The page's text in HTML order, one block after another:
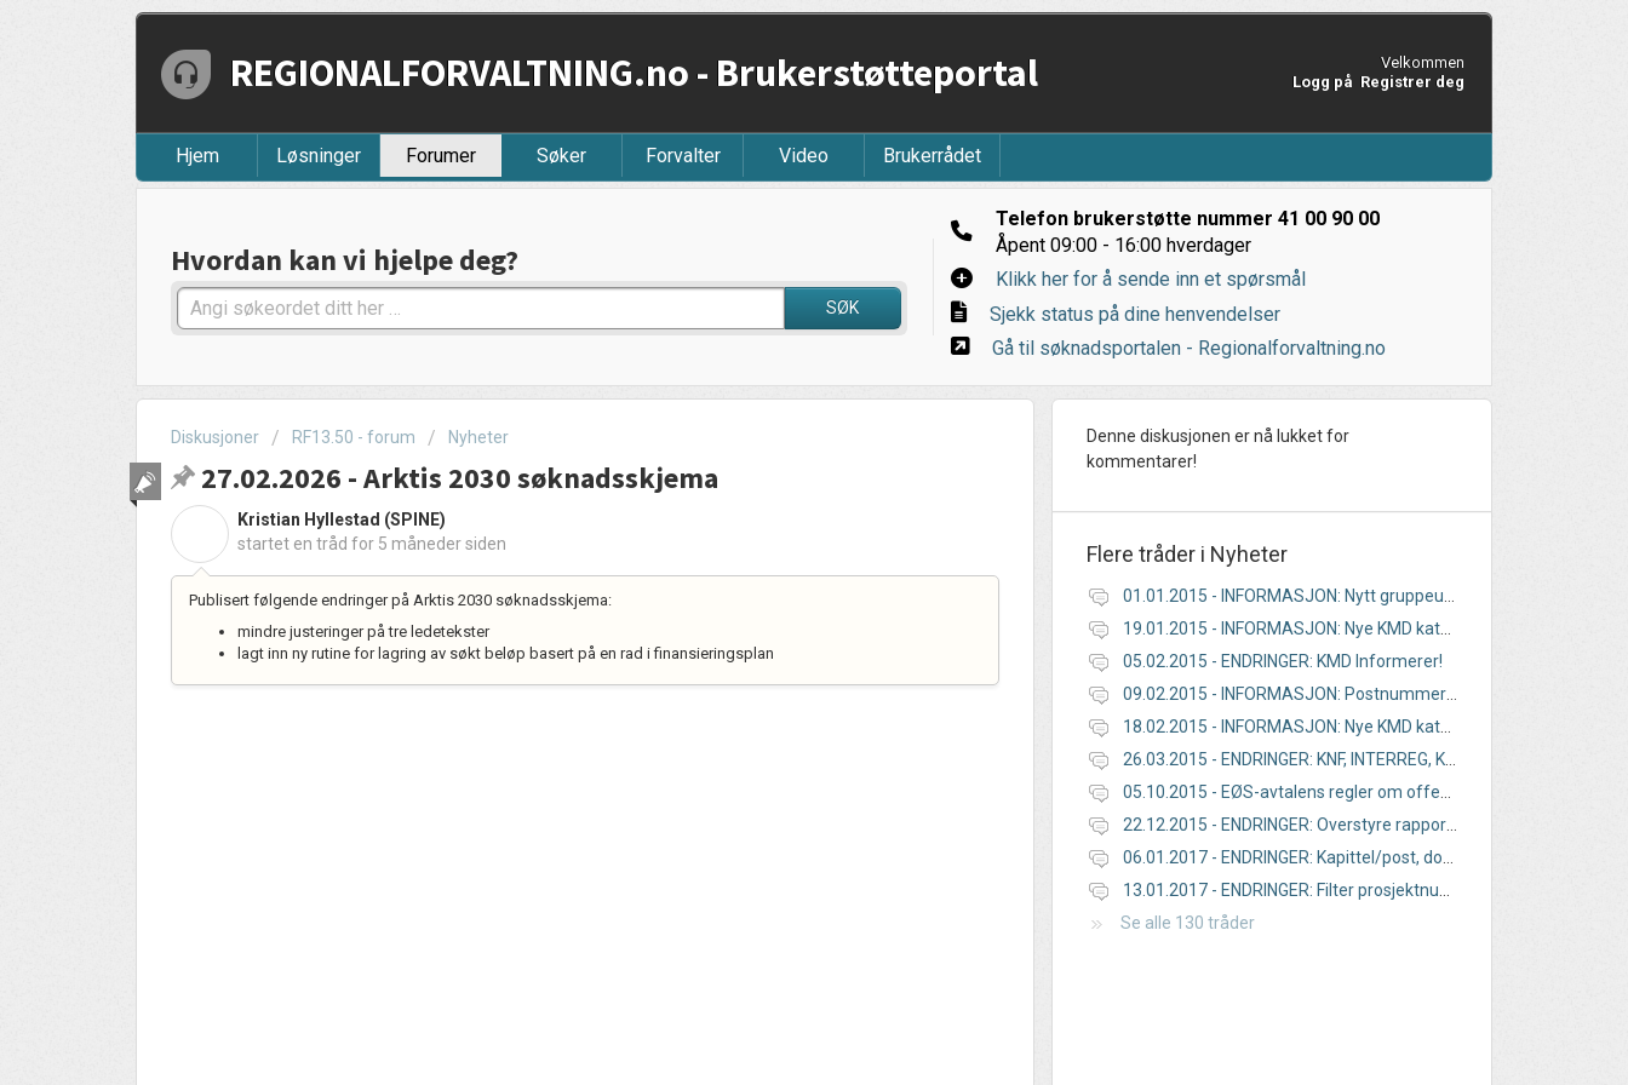
REGIONALFORVALTNING.no - Brukerstøtteportal
Velkommen
Logg på Registrer deg
Hjem Løsninger Forumer Søker Forvalter Video Brukerrådet
Hvordan kan vi hjelpe deg?
SØK
Telefon brukerstøtte nummer 41 00 90 00
Åpent 09:00 - 16:00 hverdager
Klikk her for å sende inn et spørsmål
Sjekk status på dine henvendelser
Gå til søknadsportalen - Regionalforvaltning.no
Diskusjoner RF13.50 - forum Nyheter
27.02.2026 - Arktis 2030 søknadsskjema
Kristian Hyllestad (SPINE)
startet en tråd for 5 måneder siden
Publisert følgende endringer på Arktis 2030 søknadsskjema:
mindre justeringer på tre ledetekster
lagt inn ny rutine for lagring av søkt beløp basert på en rad i finansieringsplan
Denne diskusjonen er nå lukket for
kommentarer!
Flere tråder i Nyheter
19.01.2015 - INFORMASJON: Nye KMD kategorier for 2015
05.02.2015 - ENDRINGER: KMD Informerer!
09.02.2015 - INFORMASJON: Postnummerliste oppdatert
18.02.2015 - INFORMASJON: Nye KMD kategorier og årsrapportering 2014
26.03.2015 - ENDRINGER: KNF, INTERREG, KMD kategori
22.12.2015 - ENDRINGER: Overstyre rapporteringsregime pr. støtteordning
Se alle 130 tråder